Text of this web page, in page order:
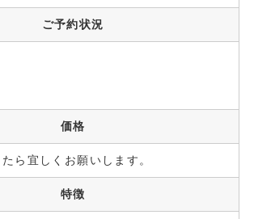
ご予約状況
価格
ら宜しくお願いします。
特徴